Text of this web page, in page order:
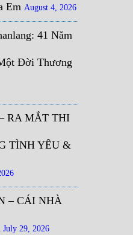
Em August 4, 2026
41 Năm
Đời Thương
RA MẮT THI
TÌNH YÊU &
– CÁI NHÀ
July 29, 2026